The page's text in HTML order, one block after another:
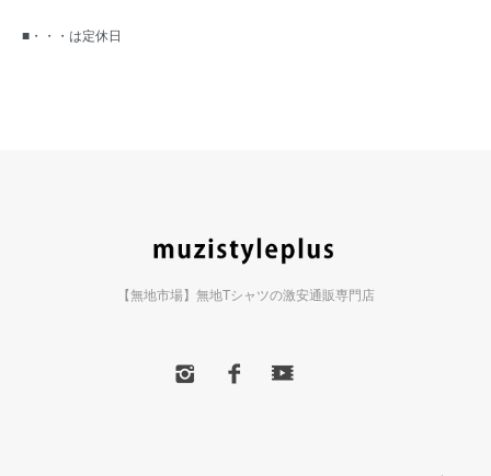
■・・・は定休日
【無地市場】無地Tシャツの激安通販専門店